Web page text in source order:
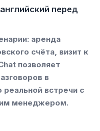
перед
аренда
счёта, визит к
позволяет
в
реальной встречи с
менеджером.